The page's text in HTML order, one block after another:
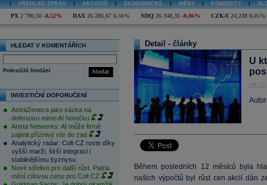
PŘEHLED ZPRÁV AKCIOVÉ EKONOMICKÉ MĚNY KOMODITY
PX 2 790,50 -0,52% DAX 26 286,67 0,56% NDQ 26 348,35 -0,06% CZK/€ 24,238 0,05%
HLEDAT V KOMENTÁŘÍCH
hledat
Pokročilé hledání
INVESTIČNÍ DOPORUČENÍ
AstraZeneca jako sázka na
defenzivu mimo AI horečku
Arista Networks: AI může firmě
zajistit příznivý vítr do zad
Analytický radar: Colt CZ roste díky
vyšší marži, širší integraci i
stabilnějšímu byznysu
Nové střelivo pro další růst. Patria
mění cílovou cenu pro Colt CZ
Detail - články
U
Během posledních 12 měsíců byla
našich výpočtů byl růst cen akcií dán